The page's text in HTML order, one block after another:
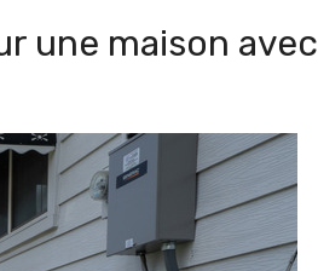
une maison avec